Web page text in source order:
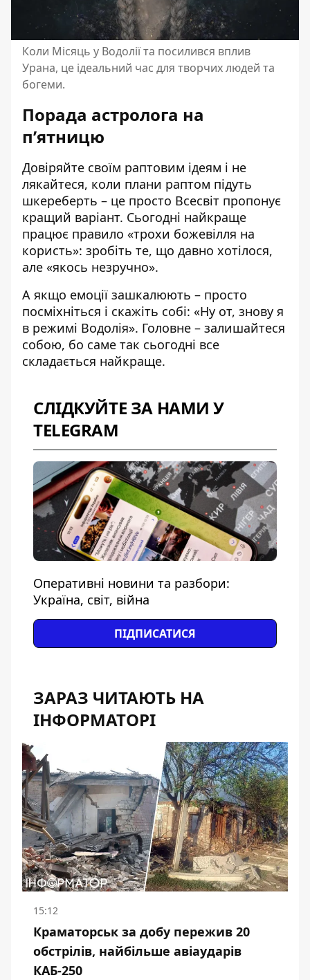
Коли Місяць у Водолії та посилився вплив
Урана, це ідеальний час для творчих людей та
богеми.
Порада астролога на
пʼятницю
Довіряйте своїм раптовим ідеям і не
лякайтеся, коли плани раптом підуть
шкереберть – це просто Всесвіт пропонує
кращий варіант. Сьогодні найкраще
працює правило «трохи божевілля на
користь»: зробіть те, що давно хотілося,
але «якось незручно».
А якщо емоції зашкалюють – просто
посміхніться і скажіть собі: «Ну от, знову я
в режимі Водолія». Головне – залишайтеся
собою, бо саме так сьогодні все
складається найкраще.
СЛІДКУЙТЕ ЗА НАМИ У
TELEGRAM
Оперативні новини та разбори:
Україна, світ, війна
ПІДПИСАТИСЯ
ЗАРАЗ ЧИТАЮТЬ НА
ІНФОРМАТОРІ
15:12
Краматорськ за добу пережив 20
обстрілів, найбільше авіаударів
КАБ-250